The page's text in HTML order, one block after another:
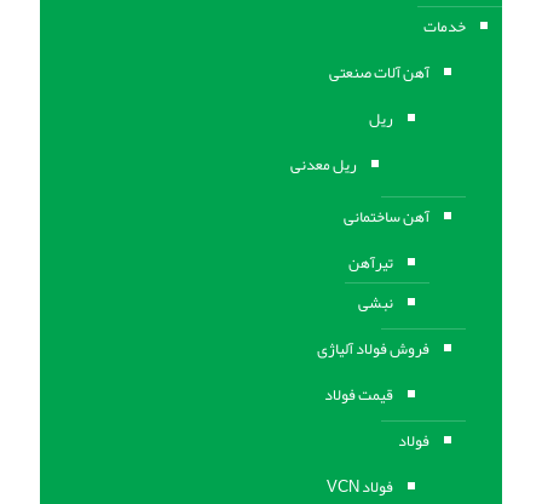
خدمات
آهن آلات صنعتی
ریل
ریل معدنی
آهن ساختمانی
تیرآهن
نبشی
فروش فولاد آلیاژی
قیمت فولاد
فولاد
فولاد VCN